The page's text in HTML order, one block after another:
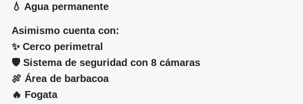
💧 Agua permanente
Asimismo cuenta con:
✨ Cerco perimetral
🛡️ Sistema de seguridad con 8 cámaras
🍖 Área de barbacoa
🔥 Fogata